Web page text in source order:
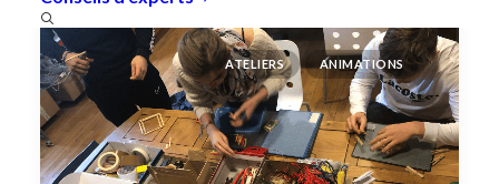
ATELIERS ANIMATIONS